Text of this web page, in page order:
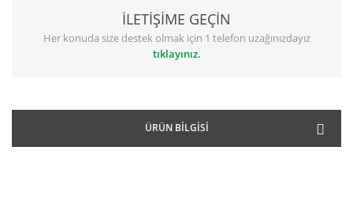
İLETİŞİME GEÇİN
Her konuda size destek olmak için 1 telefon uzağınızdayız
tıklayınız.
ÜRÜN BILGISI